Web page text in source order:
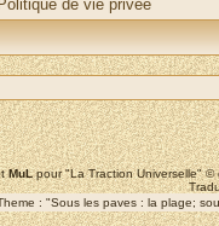
Politique de vie privée
MuLpour "La Traction Universelle"
: "Sous les paves : la plage;